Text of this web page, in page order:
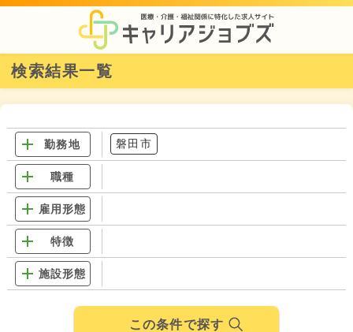
検索結果一覧
勤務地 磐田市
職種
雇用形態
特徴
施設形態
この条件で探す